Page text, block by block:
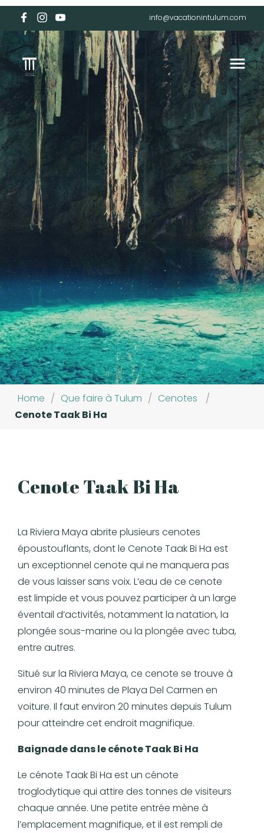
info@vacationintulum.com
Home / Que faire à Tulum / Cenotes
/
Cenote Taak Bi Ha
Cenote Taak Bi Ha
La Riviera Maya abrite plusieurs cenotes
époustouflants, dont le Cenote Taak Bi Ha est
un exceptionnel cenote qui ne manquera pas
de vous laisser sans voix. L’eau de ce cenote
est limpide et vous pouvez participer à un large
éventail d’activités, notamment la natation, la
plongée sous-marine ou la plongée avec tuba,
entre autres.
Situé sur la Riviera Maya, ce cenote se trouve à
environ 40 minutes de Playa Del Carmen en
voiture. Il faut environ 20 minutes depuis Tulum
pour atteindre cet endroit magnifique.
Baignade dans le cénote Taak Bi Ha
Le cénote Taak Bi Ha est un cénote
troglodytique qui attire des tonnes de visiteurs
chaque année. Une petite entrée mène à
l’emplacement magnifique, et il est rempli de